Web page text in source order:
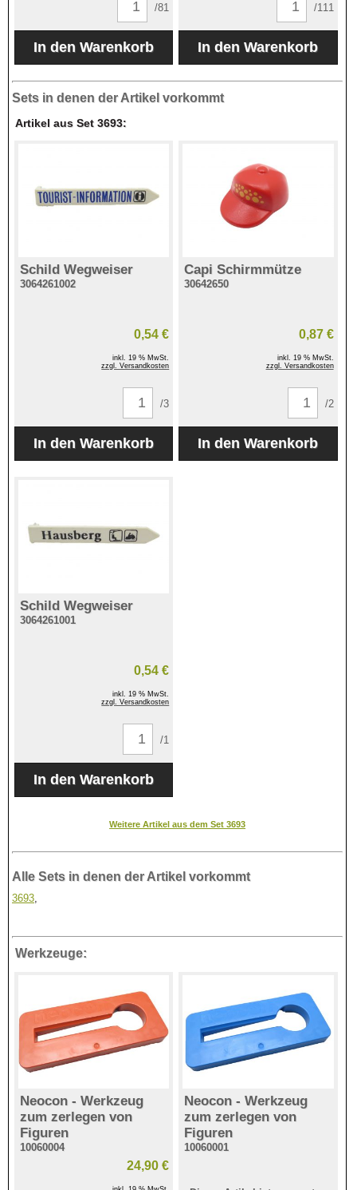
/81 /111
Sets in denen der Artikel vorkommt
Artikel aus Set 3693:
Schild Wegweiser
3064261002
0,54 €
inkl. 19 % MwSt.
zzgl. Versandkosten
/3
Capi Schirmmütze
30642650
0,87 €
inkl. 19 % MwSt.
zzgl. Versandkosten
/2
Schild Wegweiser
3064261001
0,54 €
inkl. 19 % MwSt.
zzgl. Versandkosten
/1
Weitere Artikel aus dem Set 3693
Alle Sets in denen der Artikel vorkommt
3693
Werkzeuge:
Neocon - Werkzeug
zum zerlegen von
Figuren
10060004
24,90 €
Neocon - Werkzeug
zum zerlegen von
Figuren
10060001